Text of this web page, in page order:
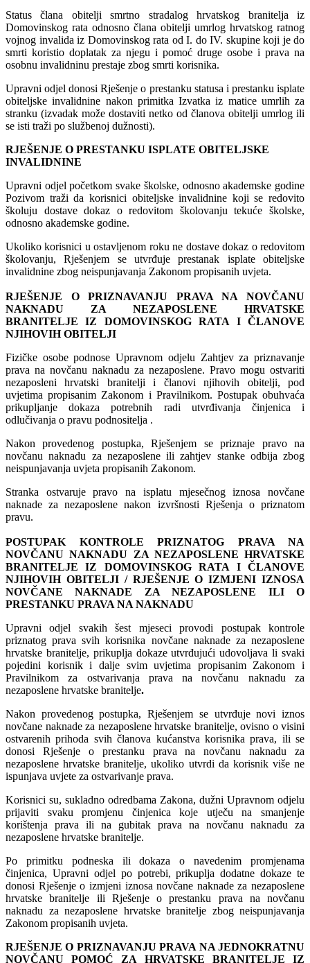
Status člana obitelji smrtno stradalog hrvatskog branitelja iz
Domovinskog rata odnosno člana obitelji umrlog hrvatskog ratnog
vojnog invalida iz Domovinskog rata od I. do IV. skupine koji je do
smrti koristio doplatak za njegu i pomoć druge osobe i prava na
osobnu invalidninu prestaje zbog smrti korisnika.
Upravni odjel donosi Rješenje o prestanku statusa i prestanku isplate
obiteljske invalidnine nakon primitka Izvatka iz matice umrlih za
stranku (izvadak može dostaviti netko od članova obitelji umrlog ili
se isti traži po službenoj dužnosti).
RJEŠENJE O PRESTANKU ISPLATE OBITELJSKE
INVALIDNINE
Upravni odjel početkom svake školske, odnosno akademske godine
Pozivom traži da korisnici obiteljske invalidnine koji se redovito
školuju dostave dokaz o redovitom školovanju tekuće školske,
odnosno akademske godine.
Ukoliko korisnici u ostavljenom roku ne dostave dokaz o redovitom
školovanju, Rješenjem se utvrđuje prestanak isplate obiteljske
invalidnine zbog neispunjavanja Zakonom propisanih uvjeta.
RJEŠENJE O PRIZNAVANJU PRAVA NA NOVČANU
NAKNADU ZA NEZAPOSLENE HRVATSKE
BRANITELJE IZ DOMOVINSKOG RATA I ČLANOVE
NJIHOVIH OBITELJI
Fizičke osobe podnose Upravnom odjelu Zahtjev za priznavanje
prava na novčanu naknadu za nezaposlene. Pravo mogu ostvariti
nezaposleni hrvatski branitelji i članovi njihovih obitelji, pod
uvjetima propisanim Zakonom i Pravilnikom. Postupak obuhvaća
prikupljanje dokaza potrebnih radi utvrđivanja činjenica i
odlučivanja o pravu podnositelja .
Nakon provedenog postupka, Rješenjem se priznaje pravo na
novčanu naknadu za nezaposlene ili zahtjev stanke odbija zbog
neispunjavanja uvjeta propisanih Zakonom.
Stranka ostvaruje pravo na isplatu mjesečnog iznosa novčane
naknade za nezaposlene nakon izvršnosti Rješenja o priznatom
pravu.
POSTUPAK KONTROLE PRIZNATOG PRAVA NA
NOVČANU NAKNADU ZA NEZAPOSLENE HRVATSKE
BRANITELJE IZ DOMOVINSKOG RATA I ČLANOVE
NJIHOVIH OBITELJI / RJEŠENJE O IZMJENI IZNOSA
NOVČANE NAKNADE ZA NEZAPOSLENE ILI O
PRESTANKU PRAVA NA NAKNADU
Upravni odjel svakih šest mjeseci provodi postupak kontrole
priznatog prava svih korisnika novčane naknade za nezaposlene
hrvatske branitelje, prikuplja dokaze utvrđujući udovoljava li svaki
pojedini korisnik i dalje svim uvjetima propisanim Zakonom i
Pravilnikom za ostvarivanja prava na novčanu naknadu za
nezaposlene hrvatske branitelje.
Nakon provedenog postupka, Rješenjem se utvrđuje novi iznos
novčane naknade za nezaposlene hrvatske branitelje, ovisno o visini
ostvarenih prihoda svih članova kućanstva korisnika prava, ili se
donosi Rješenje o prestanku prava na novčanu naknadu za
nezaposlene hrvatske branitelje, ukoliko utvrdi da korisnik više ne
ispunjava uvjete za ostvarivanje prava.
Korisnici su, sukladno odredbama Zakona, dužni Upravnom odjelu
prijaviti svaku promjenu činjenica koje utječu na smanjenje
korištenja prava ili na gubitak prava na novčanu naknadu za
nezaposlene hrvatske branitelje.
Po primitku podneska ili dokaza o navedenim promjenama
činjenica, Upravni odjel po potrebi, prikuplja dodatne dokaze te
donosi Rješenje o izmjeni iznosa novčane naknade za nezaposlene
hrvatske branitelje ili Rješenje o prestanku prava na novčanu
naknadu za nezaposlene hrvatske branitelje zbog neispunjavanja
Zakonom propisanih uvjeta.
RJEŠENJE O PRIZNAVANJU PRAVA NA JEDNOKRATNU
NOVČANU POMOĆ ZA HRVATSKE BRANITELJE IZ